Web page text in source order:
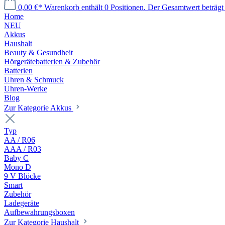
0,00 €* Warenkorb enthält 0 Positionen. Der Gesamtwert
Home
NEU
Akkus
Haushalt
Beauty & Gesundheit
Hörgerätebatterien & Zubehör
Batterien
Uhren & Schmuck
Uhren-Werke
Blog
Zur Kategorie Akkus
Typ
AA / R06
AAA / R03
Baby C
Mono D
9 V Blöcke
Smart
Zubehör
Ladegeräte
Aufbewahrungsboxen
Zur Kategorie Haushalt